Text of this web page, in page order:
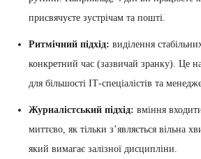
присвячуєте зустрічам та пошті.
Ритмічний підхід: виділення
конкретний час (зазвичай зранку). Це
для більшості ІТ-спеціалістів та
Журналістський підхід: вміння
миттєво, як тільки з’являється вільна
який вимагає залізної дисципліни.